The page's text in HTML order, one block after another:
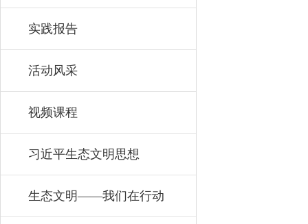
实践报告
活动风采
视频课程
习近平生态文明思想
生态文明——我们在行动